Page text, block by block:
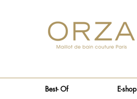
Best- Of E-shop